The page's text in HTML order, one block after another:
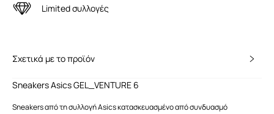
Limited συλλογές
Σχετικά με το προϊόν
Sneakers Asics GEL_VENTURE 6
Sneakers από τη συλλογή Asics κατασκευασμένο από συνδυασμό